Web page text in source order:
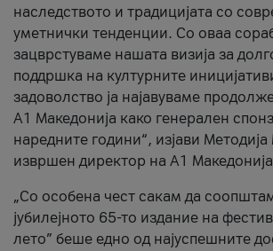
наследството и традицијата со
уметнички тенденции. Со оваа
зацврстуваме нашата визија за
поддршка на културните
задоволство ја најавуваме
A1 Македонија како генерален
наредните години“, изјави
извршен директор на A1
„Со особена чест сакам да
јубилејното 65-то издание на
лето” беше едно од најуспешните